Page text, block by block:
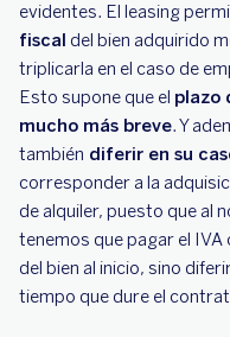
evidentes. El leasing
fiscal del bien adquirido
triplicarla en el caso de
Esto supone que el plazo
mucho más breve. Y
también diferir en su
corresponder a la
de alquiler, puesto que al
tenemos que pagar el
del bien al inicio, sino
tiempo que dure el